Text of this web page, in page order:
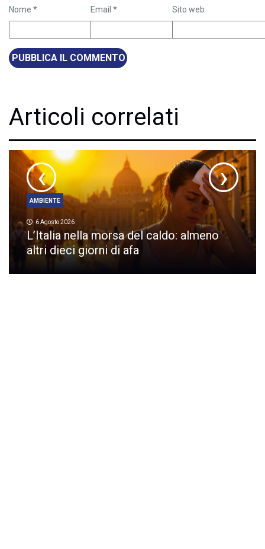
Nome * Email * Sito web
Articoli correlati
AMBIENTE
6 Agosto 2026
L’Italia nella morsa del caldo: almeno
altri dieci giorni di afa
‹ ›